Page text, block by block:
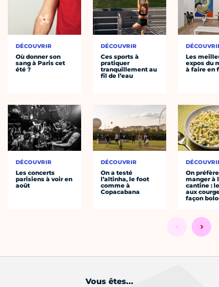
DÉCOUVRIR
Où donner son
sang à Paris cet
été ?
DÉCOUVRIR
Les concerts
parisiens à voir en
août
DÉCOUVRIR
Ces sports à
pratiquer
tranquillement au
fil de l’eau
DÉCOUVRIR
On a testé
l’altinha, le foot
comme à
Copacabana
Les
expos du
à faire en
On préfère
manger à
cantine :
aux
façon
Vous êtes...